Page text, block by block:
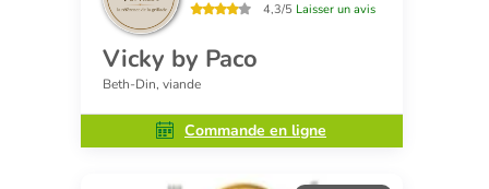
4,3/5 Laisser un avis
Vicky by Paco
Beth-Din, viande
Commande en ligne